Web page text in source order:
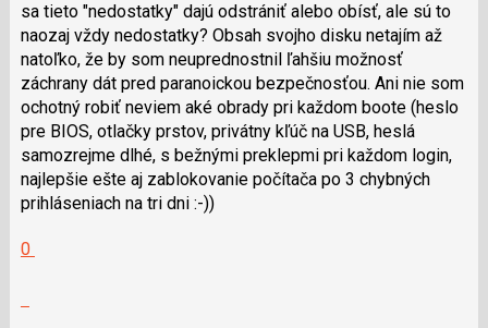
sa tieto "nedostatky" dajú odstrániť alebo obísť, ale sú to
naozaj vždy nedostatky? Obsah svojho disku netajím až
natoľko, že by som neuprednostnil ľahšiu možnosť
záchrany dát pred paranoickou bezpečnosťou. Ani nie som
ochotný robiť neviem aké obrady pri každom boote (heslo
pre BIOS, otlačky prstov, privátny kľúč na USB, heslá
samozrejme dlhé, s bežnými preklepmi pri každom login,
najlepšie ešte aj zablokovanie počítača po 3 chybných
prihláseniach na tri dni :-))
0